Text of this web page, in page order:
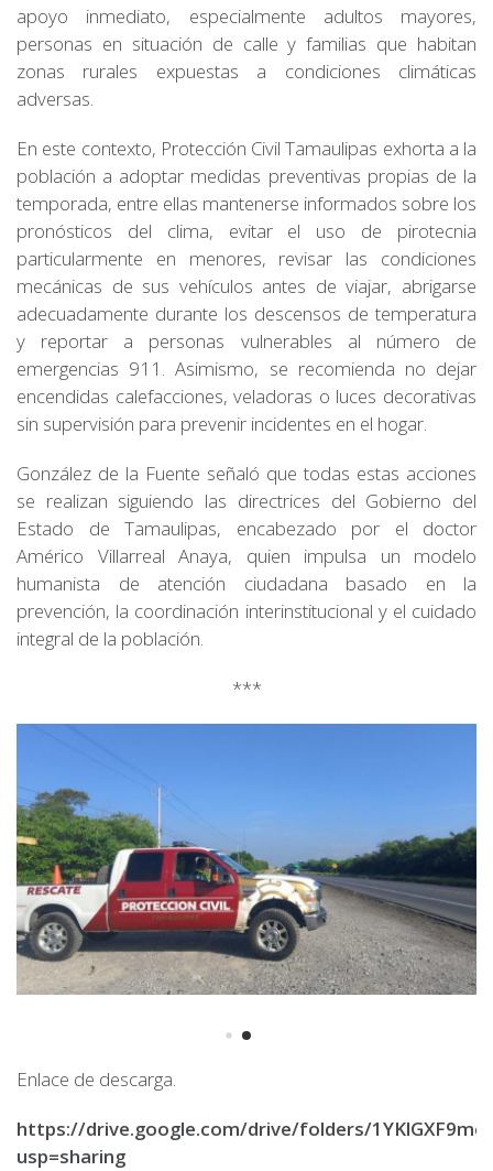
apoyo inmediato, especialmente adultos mayores,
personas en situación de calle y familias que habitan
zonas rurales expuestas a condiciones climáticas
adversas.
En este contexto, Protección Civil Tamaulipas exhorta a la
población a adoptar medidas preventivas propias de la
temporada, entre ellas mantenerse informados sobre los
pronósticos del clima, evitar el uso de pirotecnia
particularmente en menores, revisar las condiciones
mecánicas de sus vehículos antes de viajar, abrigarse
adecuadamente durante los descensos de temperatura
y reportar a personas vulnerables al número de
emergencias 911. Asimismo, se recomienda no dejar
encendidas calefacciones, veladoras o luces decorativas
sin supervisión para prevenir incidentes en el hogar.
González de la Fuente señaló que todas estas acciones
se realizan siguiendo las directrices del Gobierno del
Estado de Tamaulipas, encabezado por el doctor
Américo Villarreal Anaya, quien impulsa un modelo
humanista de atención ciudadana basado en la
prevención, la coordinación interinstitucional y el cuidado
integral de la población.
***
Enlace de descarga.
https://drive.google.com/drive/folders/
usp=sharing